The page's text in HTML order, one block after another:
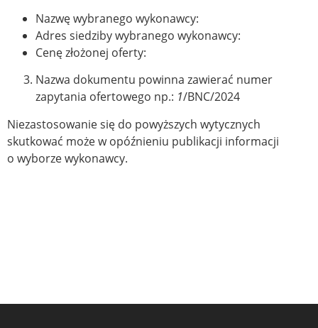
Nazwę wybranego wykonawcy:
Adres siedziby wybranego wykonawcy:
Cenę złożonej oferty:
Nazwa dokumentu powinna zawierać numer
zapytania ofertowego np.: 1/BNC/2024
Niezastosowanie się do powyższych wytycznych
skutkować może w opóźnieniu publikacji informacji
o wyborze wykonawcy.